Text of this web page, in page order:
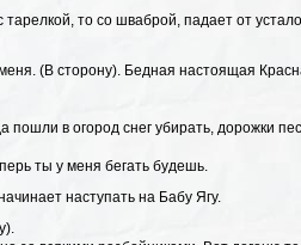
тарелкой, то со шваброй, падает от
(В сторону). Бедная настоящая
пошли в огород снег убирать, дорожки
ты у меня бегать будешь.
наступать на Бабу Ягу.